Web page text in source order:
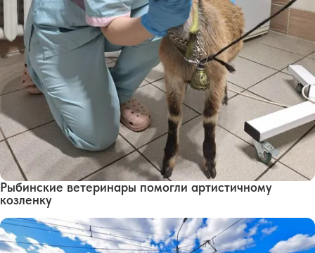
Рыбинские ветеринары помогли артистичному
козленку